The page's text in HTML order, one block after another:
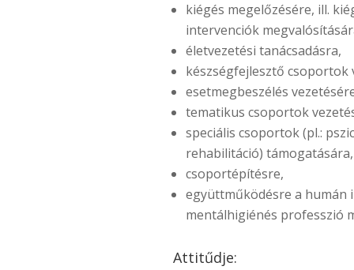
kiégés megelőzésére, ill.
intervenciók
életvezetési tanácsadásra,
készségfejlesztő csoportok
esetmegbeszélés
tematikus csoportok
speciális csoportok (pl.:
rehabilitáció) támogatására,
csoportépítésre,
együttműködésre a humán
mentálhigiénés professzió
Attitűdje: